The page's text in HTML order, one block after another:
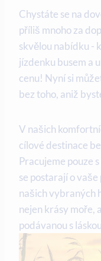
Chystáte se na
příliš mnoho za
‌skvělou ⁢nabídku ⁤-
jízdenku ‍busem a
cenu!​ Nyní si
⁣bez toho, aniž
V našich
cílové destinace
Pracujeme pouze
se⁣ postarají o⁤
našich vybraných
nejen krásy ⁣moře,
podávanou s